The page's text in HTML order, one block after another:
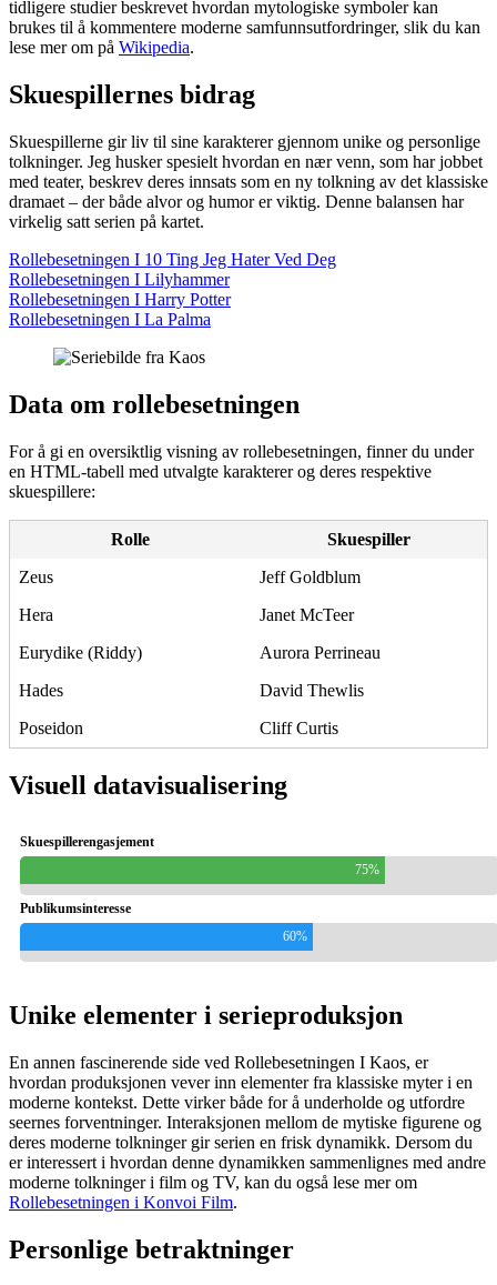
tidligere studier beskrevet hvordan mytologiske symboler kan
brukes til å kommentere moderne samfunnsutfordringer, slik du kan
lese mer om på Wikipedia.
Skuespillernes bidrag
Skuespillerne gir liv til sine karakterer gjennom unike og personlige
tolkninger. Jeg husker spesielt hvordan en nær venn, som har jobbet
med teater, beskrev deres innsats som en ny tolkning av det klassiske
dramaet – der både alvor og humor er viktig. Denne balansen har
virkelig satt serien på kartet.
Rollebesetningen I 10 Ting Jeg Hater Ved Deg
Rollebesetningen I Lilyhammer
Rollebesetningen I Harry Potter
Rollebesetningen I La Palma
Data om rollebesetningen
For å gi en oversiktlig visning av rollebesetningen, finner du under
en HTML-tabell med utvalgte karakterer og deres respektive
skuespillere:
Rolle
Skuespiller
Zeus
Jeff Goldblum
Hera
Janet McTeer
Eurydike (Riddy)
Aurora Perrineau
Hades
David Thewlis
Poseidon
Cliff Curtis
Visuell datavisualisering
Skuespillerengasjement
75%
Publikumsinteresse
60%
Unike elementer i serieproduksjon
En annen fascinerende side ved Rollebesetningen I Kaos, er
hvordan produksjonen vever inn elementer fra klassiske myter i en
moderne kontekst. Dette virker både for å underholde og utfordre
seernes forventninger. Interaksjonen mellom de mytiske figurene og
deres moderne tolkninger gir serien en frisk dynamikk. Dersom du
er interessert i hvordan denne dynamikken sammenlignes med andre
moderne tolkninger i film og TV, kan du også lese mer om
Rollebesetningen i Konvoi Film.
Personlige betraktninger